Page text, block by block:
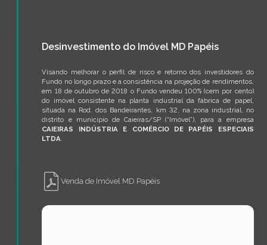
Desinvestimento do Imóvel MD Papéis
Visando melhorar o perfil de risco e retorno dos investidores do
Fundo no longo prazo e a consistência na projeção de rendimentos,
em 18 de outubro de 2018 o Fundo vendeu 100% (cem por cento)
do imóvel consistente na planta industrial da fábrica de papel,
situada na Rod. dos Bandeirantes, km 32, na zona industrial, no
distrito e município de Caieiras/SP (“Imóvel”), para a empresa
CAIEIRAS INDÚSTRIA E COMÉRCIO DE PAPÉIS ESPECIAIS
LTDA.
Venda de Imóvel MD Papéis